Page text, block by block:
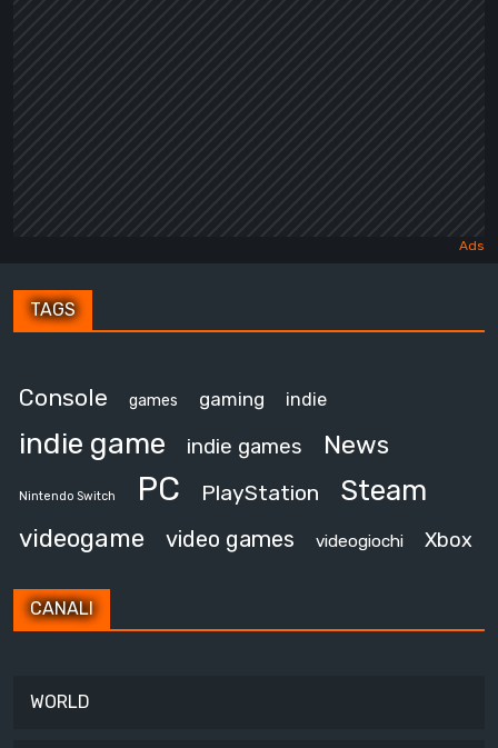
TAGS
Console games gaming indie
indie game indie games News
Nintendo Switch PC PlayStation Steam
videogame video games videogiochi Xbox
CANALI
WORLD